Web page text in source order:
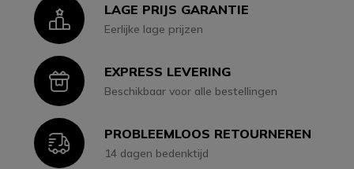
IconLAGE PRIJS GARANTIE
Eerlijke lage prijzen
IconEXPRESS LEVERING
Beschikbaar voor alle bestellingen
IconPROBLEEMLOOS RETOURNEREN
14 dagen bedenktijd